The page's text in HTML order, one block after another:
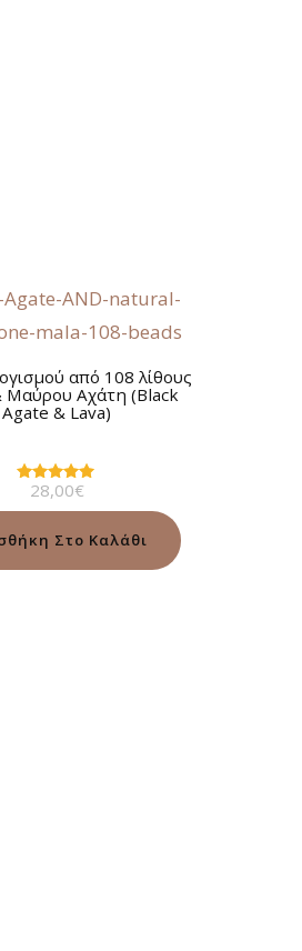
από 108 λίθους
Μαύρου Αχάτη (Βlack
Agate & Lava)
Βαθμολογήθηκε
από 5
28,00€
Στο Καλάθι